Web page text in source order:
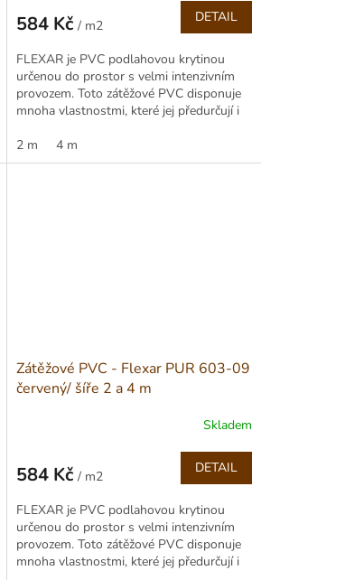
584 Kč / m2
cena:
DETAIL
FLEXAR je PVC podlahovou krytinou
určenou do prostor s velmi intenzivním
provozem. Toto zátěžové PVC disponuje
mnoha vlastnostmi, které jej předurčují i
2 m
4 m
Zátěžové PVC - Flexar PUR 603-09
červený/ šíře 2 a 4 m
Skladem
584 Kč / m2
cena:
DETAIL
FLEXAR je PVC podlahovou krytinou
určenou do prostor s velmi intenzivním
provozem. Toto zátěžové PVC disponuje
mnoha vlastnostmi, které jej předurčují i